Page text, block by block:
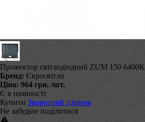
Прожектор світлодіодний ZUM 150 6400K
Бренд: Євросвітло
Ціна: 964 грн. /шт.
Є в наявності
Купити Зворотний дзвінок
Не забудьте поділитися